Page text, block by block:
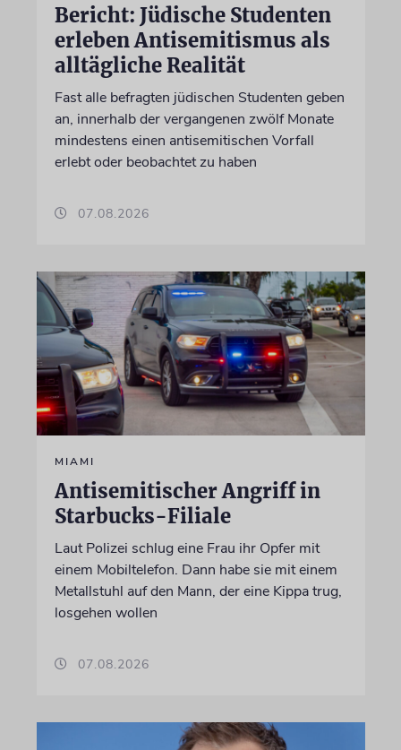
Bericht: Jüdische Studenten
erleben Antisemitismus als
alltägliche Realität
Fast alle befragten jüdischen Studenten geben
an, innerhalb der vergangenen zwölf Monate
mindestens einen antisemitischen Vorfall
erlebt oder beobachtet zu haben
07.08.2026
MIAMI
Antisemitischer Angriff in
Starbucks-Filiale
Laut Polizei schlug eine Frau ihr Opfer mit
einem Mobiltelefon. Dann habe sie mit einem
Metallstuhl auf den Mann, der eine Kippa trug,
losgehen wollen
07.08.2026